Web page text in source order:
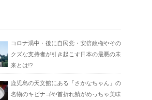
コロナ渦中・後に自民党・安倍政権やその
クズな支持者が引き起こす日本の最悪の未
来とは!?
鹿児島の天文館にある「さかなちゃん」の
名物のキビナゴや首折れ鯖がめっちゃ美味